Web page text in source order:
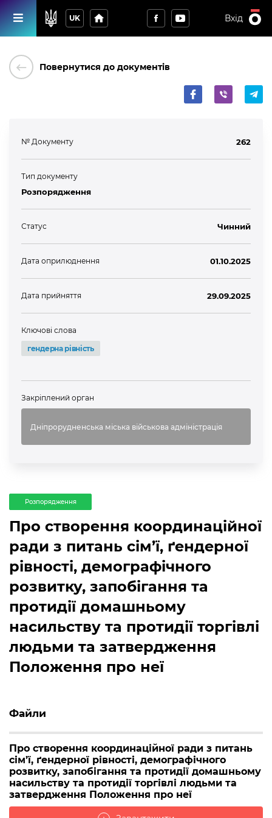
UK home Вхід
keyboard_backspace Повернутися до документів
№ Документу 262
Тип документу
Розпорядження
Статус Чинний
Дата оприлюднення 01.10.2025
Дата прийняття 29.09.2025
Ключові слова
гендерна рівність
Закріплений орган
Дніпрорудненська міська військова адміністрація
Розпорядження
Про створення координаційної
ради з питань сім’ї, ґендерної
рівності, демографічного
розвитку, запобігання та
протидії домашньому
насильству та протидії торгівлі
людьми та затвердження
Положення про неї
Файли
Про створення координаційної ради з питань
сім’ї, ґендерної рівності, демографічного
розвитку, запобігання та протидії домашньому
насильству та протидії торгівлі людьми та
затвердження Положення про неї